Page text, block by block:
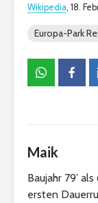
Wikipedia, 18.
Europa-Park
Maik
Baujahr 79’
ersten